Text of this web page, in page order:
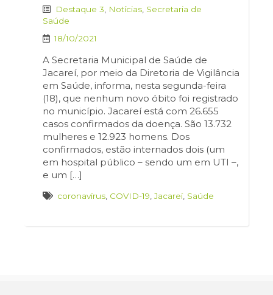
Destaque 3 Notícias Secretaria de
Saúde
18/10/2021
A Secretaria Municipal de Saúde de
Jacareí, por meio da Diretoria de Vigilância
em Saúde, informa, nesta segunda-feira
(18), que nenhum novo óbito foi registrado
no município. Jacareí está com 26.655
casos confirmados da doença. São 13.732
mulheres e 12.923 homens. Dos
confirmados, estão internados dois (um
em hospital público – sendo um em UTI –,
e um […]
coronavírus COVID-19 ,Jacareí, Saúde